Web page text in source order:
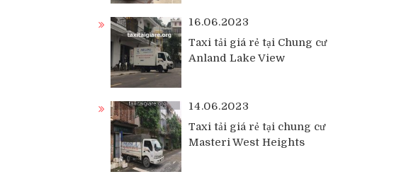
16.06.2023
Taxi tải giá rẻ tại Chung cư
Anland Lake View
14.06.2023
Taxi tải giá rẻ tại chung cư
Masteri West Heights